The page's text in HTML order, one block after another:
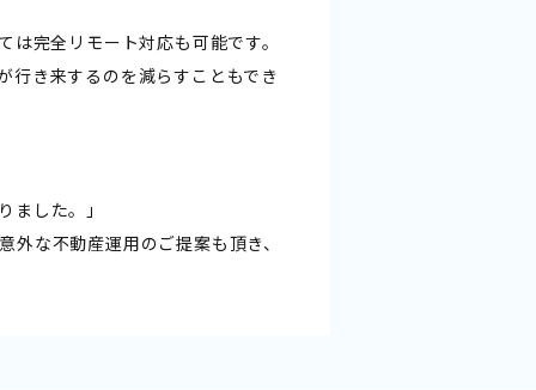
完全リモート対応も可能です。
行き来するのを減らすこともでき
した。」
な不動産運用のご提案も頂き、